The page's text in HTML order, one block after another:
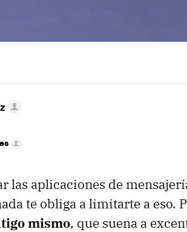
las aplicaciones de
te obliga a limitarte a eso.
mismo, que suena a